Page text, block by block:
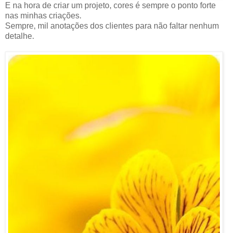
E na hora de criar um projeto, cores é sempre o ponto forte
nas minhas criações.
Sempre, mil anotações dos clientes para não faltar nenhum
detalhe.